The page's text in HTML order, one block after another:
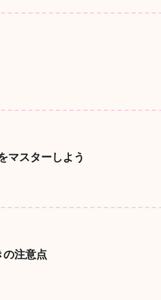
マスターしよう
注意点